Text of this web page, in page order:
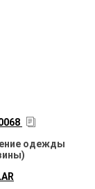
одежды